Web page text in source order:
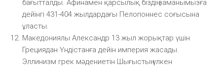
бағытталды. Афинамен қарсылық біздің заманымызға
дейінгі 431-404 жылдардағы Пелопоннес соғысына
ұласты.
Македониялы Александр 13 жыл жорықтар үшін
Грециядан Үндістанға дейін империя жасады.
Эллинизм грек мәдениетін Шығыстың үлкен